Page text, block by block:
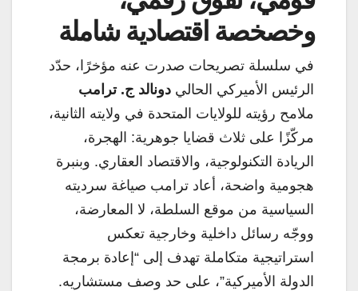
وخصخصة اقتصادية شاملة
في سلسلة تصريحات صدرت عنه مؤخرًا، حدّد
الرئيس الأميركي الحالي دونالد ج. ترامب
ملامح رؤيته للولايات المتحدة في ولايته الثانية،
مركّزًا على ثلاث قضايا جوهرية: الهجرة،
الريادة التكنولوجية، والاقتصاد العقاري. وبنبرة
هجومية واضحة، أعاد ترامب صياغة سرديته
السياسية من موقع السلطة، لا المعارضة،
ووجّه رسائل داخلية وخارجية تعكس
استراتيجية متكاملة تهدف إلى “إعادة برمجة
الدولة الأميركية”، على حد وصف مستشاريه.